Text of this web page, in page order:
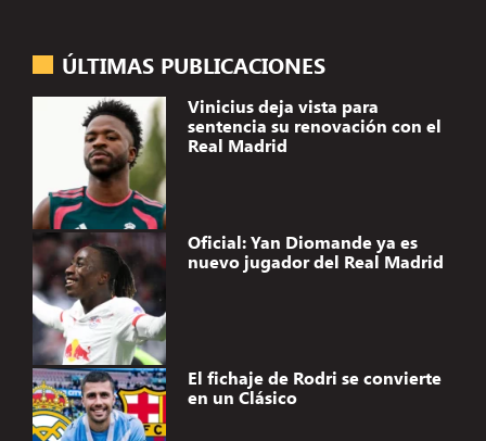
ÚLTIMAS PUBLICACIONES
Vinicius deja vista para
sentencia su renovación con el
Real Madrid
Oficial: Yan Diomande ya es
nuevo jugador del Real Madrid
El fichaje de Rodri se convierte
en un Clásico